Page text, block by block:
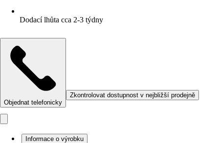
Dodací lhůta cca 2-3 týdny
Objednat telefonicky
Zkontrolovat dostupnost v nejbližší prodejně
Informace o výrobku